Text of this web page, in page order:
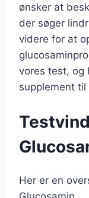
ønsker at
der søger
videre for at
vores test,
supplement
Her er en